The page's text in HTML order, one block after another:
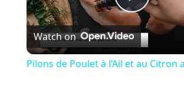
P
l
Watch on
Pilons de Poulet à l’Ail et au Citron